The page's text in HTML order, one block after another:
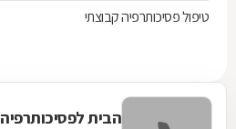
טיפול פסיכותרפיה קבוצתי
הבית לפסיכותרפיה